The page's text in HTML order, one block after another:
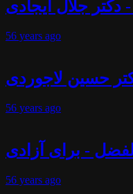
دکتر جلال ایجادی
56 years ago
حسین لاجوردی
56 years ago
- برای آزادی
56 years ago